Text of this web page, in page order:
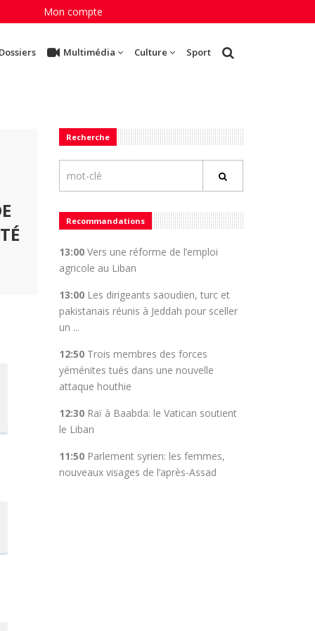
Mon compte
Multimédia Culture Sport
Recherche
Recommandations
13:00Vers une réforme de l’emploi
agricole au Liban
13:00Les dirigeants saoudien, turc et
pakistanais réunis à Jeddah pour sceller
un ...
12:50Trois membres des forces
yéménites tués dans une nouvelle
attaque houthie
12:30Raï à Baabda: le Vatican soutient
le Liban
11:50Parlement syrien: les femmes,
nouveaux visages de l’après-Assad